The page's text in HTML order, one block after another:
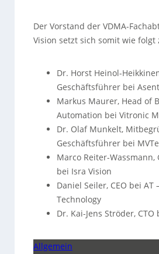
Der Vorstand der VDMA-
Vision setzt sich somit wie folgt
Dr. Horst Heinol-
Geschäftsführer bei
Markus Maurer, Head of
Automation bei Vitronic
Dr. Olaf Munkelt,
Geschäftsführer bei
Marco Reiter-
bei Isra Vision
Daniel Seiler, CEO bei AT
Technology
Dr. Kai-Jens Ströder, CTO
Allgemein